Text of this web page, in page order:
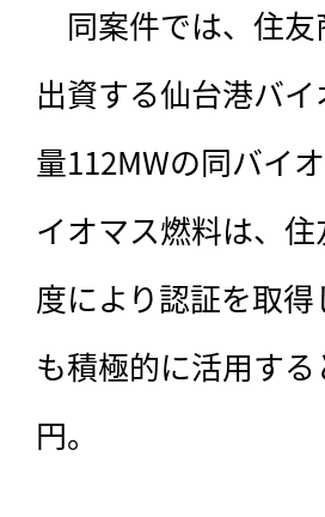
同案件では、住友
出資する仙台港バ
量112MWの同バイ
イオマス燃料は、
度により認証を取
も積極的に活用す
円。